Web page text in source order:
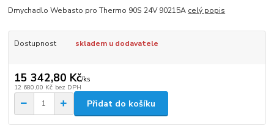
Dmychadlo Webasto pro Thermo 90S 24V 90215A celý popis
Dostupnost skladem u dodavatele
15 342,80 Kč/ks
12 680,00 Kč bez DPH
Přidat do košíku